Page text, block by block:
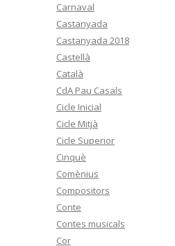
Carnaval
Castanyada
Castanyada 2018
Castellà
Català
CdA Pau Casals
Cicle Inicial
Cicle Mitjà
Cicle Superior
Cinquè
Comènius
Compositors
Conte
Contes musicals
Cor